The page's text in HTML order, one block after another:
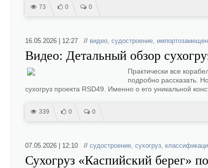
73 0 0
16.05.2026 | 12:27 // видео, судостроение,
Видео: Детальный обзор
Практически все
подробно рассказать.
сухогруз проекта RSD49. Именно о его уникальной
339 0 0
07.05.2026 | 12:10 // судостроение, сухогруз,
Сухогруз «Каспийский берег»